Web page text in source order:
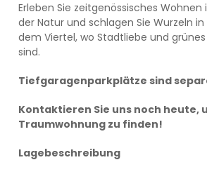
Erleben Sie zeitgenössisches Wohnen
der Natur und schlagen Sie Wurzeln
dem Viertel, wo Stadtliebe und
sind.
Tiefgaragenparkplätze sind
Kontaktieren Sie uns noch heute,
Traumwohnung zu finden!
Lagebeschreibung